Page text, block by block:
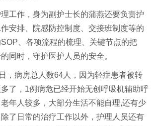
工作，身为副护士长的蒲燕还要负责护
安排、院感防控制度、交接班制度等的
SOP、各项流程的梳理、关键节点的把
的同时 ， 守护医护人员的安全。
，病房总人数64人，因为轻症患者被转
了，1例病危已经开始无创呼吸机辅助呼
年人较多，大部分生活不能自理,还有少
了日常的治疗工作以外，护理人员还有